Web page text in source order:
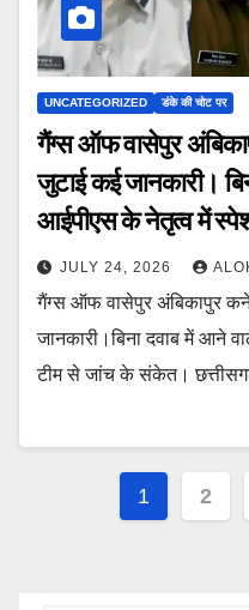
UNCATEGORIZED डंके की चोट पर
गैंग्स ऑफ वासेपुर
जुटाई कई जानकारी।
आईपीएस के नेतृत्व में
JULY 24, 2026
गैंग्स ऑफ वासेपुर अंबिकापुर
जानकारी।बिना दवाब में आने
टीम से जांच के संकेत।
Posts
1 2